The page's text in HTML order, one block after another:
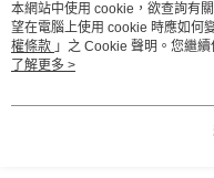
本網站中使用 cookie，欲查詢有
望在電腦上使用 cookie 時應如何
權條款 」之 Cookie 聲明。您繼
用條款之 Cookie 聲明使用 cookie
了解更多 >